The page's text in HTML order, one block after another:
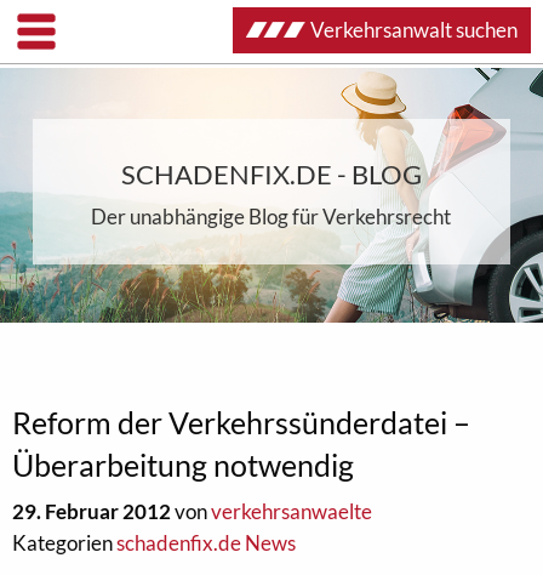
SCHADENFIX.DE - BLOG
Der unabhängige Blog für Verkehrsrecht
Reform der Verkehrssünderdatei –
Überarbeitung notwendig
29. Februar 2012vonverkehrsanwaelte
Kategorienschadenfix.de News
Verkehrsanwalt suchen